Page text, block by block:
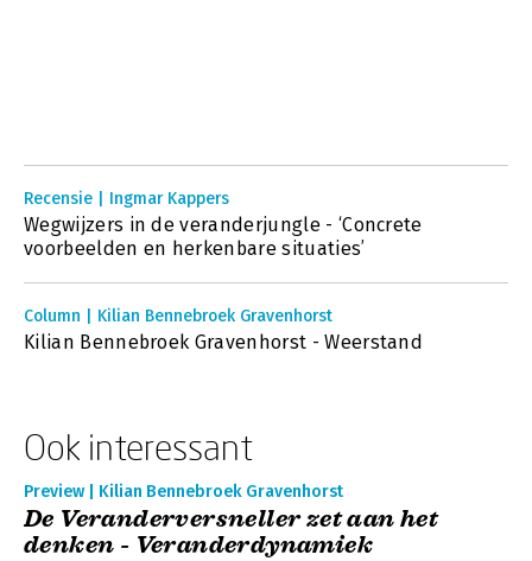
Recensie | Ingmar Kappers
Wegwijzers in de veranderjungle - ‘Concrete
voorbeelden en herkenbare situaties’
Column | Kilian Bennebroek Gravenhorst
Kilian Bennebroek Gravenhorst - Weerstand
Ook interessant
Preview | Kilian Bennebroek Gravenhorst
De Veranderversneller zet aan het
denken - Veranderdynamiek